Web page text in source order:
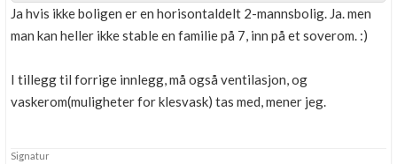
Ja hvis ikke boligen er en horisontaldelt 2-mannsbolig. Ja. men
man kan heller ikke stable en familie på 7, inn på et soverom. :)
I tillegg til forrige innlegg, må også ventilasjon, og
vaskerom(muligheter for klesvask) tas med, mener jeg.
Signatur